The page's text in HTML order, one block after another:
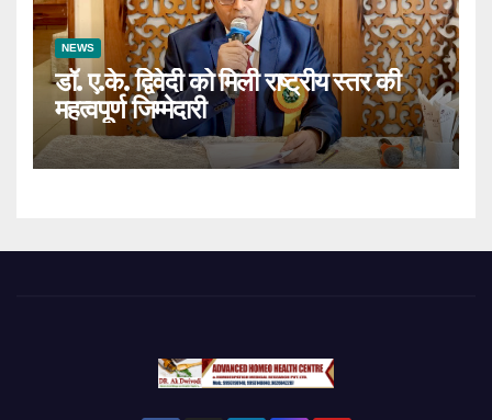
NEWS
डॉ. ए.के. द्विवेदी को मिली राष्ट्रीय स्तर की
महत्वपूर्ण जिम्मेदारी